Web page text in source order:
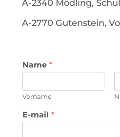
A-2340 Mödling,
A-2770 Gutenstein,
Name *
Vorname
E-mail *